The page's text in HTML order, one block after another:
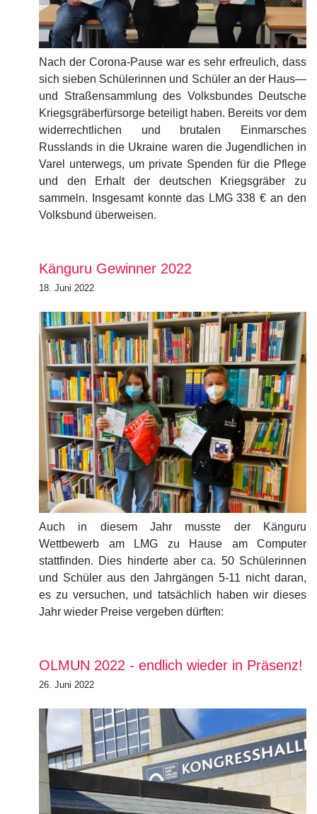
Nach der Corona-Pause war es sehr erfreulich, dass
sich sieben Schülerinnen und Schüler an der Haus—
und Straßensammlung des Volksbundes Deutsche
Kriegsgräberfürsorge beteiligt haben. Bereits vor dem
widerrechtlichen und brutalen Einmarsches
Russlands in die Ukraine waren die Jugendlichen in
Varel unterwegs, um private Spenden für die Pflege
und den Erhalt der deutschen Kriegsgräber zu
sammeln. Insgesamt konnte das LMG 338 € an den
Volksbund überweisen.
Känguru Gewinner 2022
18. Juni 2022
Auch in diesem Jahr musste der Känguru
Wettbewerb am LMG zu Hause am Computer
stattfinden. Dies hinderte aber ca. 50 Schülerinnen
und Schüler aus den Jahrgängen 5-11 nicht daran,
es zu versuchen, und tatsächlich haben wir dieses
Jahr wieder Preise vergeben dürften:
OLMUN 2022 - endlich wieder in Präsenz!
26. Juni 2022